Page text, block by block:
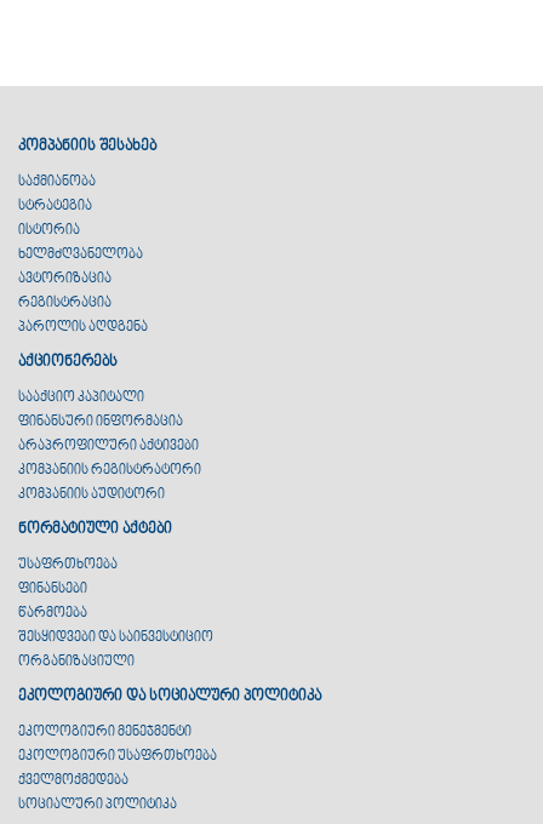
კომპანიის შესახებ
საქმიანობა
სტრატეგია
ისტორია
ხელმძღვანელობა
ავტორიზაცია
რეგისტრაცია
პაროლის აღდგენა
აქციონერებს
სააქციო კაპიტალი
ფინანსური ინფორმაცია
არაპროფილური აქტივები
კომპანიის რეგისტრატორი
კომპანიის აუდიტორი
ნორმატიული აქტები
უსაფრთხოება
ფინანსები
წარმოება
შესყიდვები და საინვესტიციო
ორგანიზაციული
ეკოლოგიური და სოციალური პოლიტიკა
ეკოლოგიური მენეჯმენტი
ეკოლოგიური უსაფრთხოება
ქველმოქმედება
სოციალური პოლიტიკა